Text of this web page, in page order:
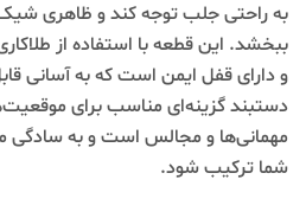
به راحتی جلب توجه کند و ظاهری
ببخشد. این قطعه با استفاده از
و دارای قفل ایمن است که به آسانی
دستبند گزینه‌ای مناسب برای
مهمانی‌ها و مجالس است و به سادگی
شما ترکیب شود.